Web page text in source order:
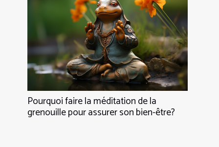
Pourquoi faire la méditation de la
grenouille pour assurer son bien-être?